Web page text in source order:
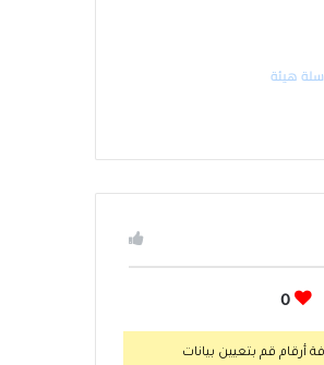
هيئة
0
قم بتعيين بيانات